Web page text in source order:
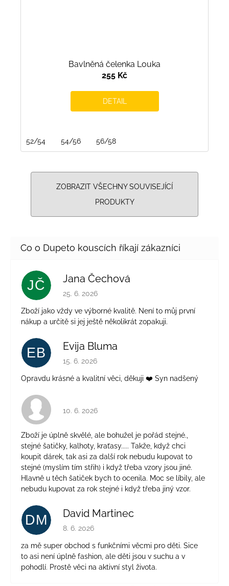
Bavlněná čelenka Louka
255 Kč
DETAIL
52/54 54/56 56/58
ZOBRAZIT VŠECHNY SOUVISEJÍCÍ
PRODUKTY
JČ Jana Čechová
Hodnocení obchodu je 5 z 5 hvězdiček.
25. 6. 2026
Zboží jako vždy ve výborné kvalitě. Není to můj první
nákup a určitě si jej ještě několikrát zopakuji.
EB Evija Bluma
Hodnocení obchodu je 5 z 5 hvězdiček.
15. 6. 2026
Opravdu krásné a kvalitní věci, děkuji ❤️ Syn nadšený
Hodnocení obchodu je 4 z 5 hvězdiček.
10. 6. 2026
Zboží je úplně skvělé, ale bohužel je pořád stejné.,
stejné šatičky, kalhoty, kraťasy..... Takže, když chci
koupit dárek, tak asi za další rok nebudu kupovat to
stejné (myslím tím střih) i když třeba vzory jsou jiné.
Hlavně u těch šatiček bych to ocenila. Moc se líbily, ale
nebudu kupovat za rok stejné i když třeba jiný vzor.
DM David Martinec
Hodnocení obchodu je 5 z 5 hvězdiček.
8. 6. 2026
za mě super obchod s funkčními věcmi pro děti. Sice
to asi není úplně fashion, ale děti jsou v suchu a v
pohodlí. Prostě věci na aktivní styl života.